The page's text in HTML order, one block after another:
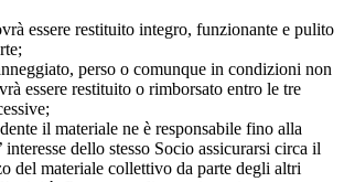
essere restituito integro, funzionante e pulito
perso o comunque in condizioni non
essere restituito o rimborsato entro le tre
il materiale ne è responsabile fino alla
interesse dello stesso Socio assicurarsi circa il
del materiale collettivo da parte degli altri